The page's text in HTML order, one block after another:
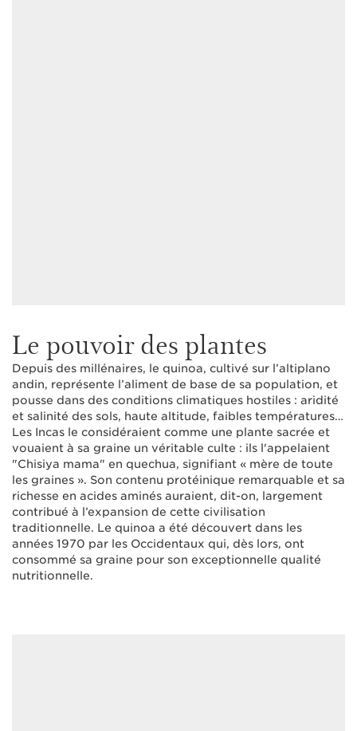
Le pouvoir des plantes
Depuis des millénaires, le quinoa, cultivé sur l’altiplano
andin, représente l’aliment de base de sa population, et
pousse dans des conditions climatiques hostiles : aridité
et salinité des sols, haute altitude, faibles températures…
Les Incas le considéraient comme une plante sacrée et
vouaient à sa graine un véritable culte : ils l'appelaient
"Chisiya mama" en quechua, signifiant « mère de toute
les graines ». Son contenu protéinique remarquable et sa
richesse en acides aminés auraient, dit-on, largement
contribué à l’expansion de cette civilisation
traditionnelle. Le quinoa a été découvert dans les
années 1970 par les Occidentaux qui, dès lors, ont
consommé sa graine pour son exceptionnelle qualité
nutritionnelle.